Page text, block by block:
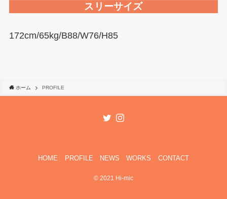
スリーサイズ
172cm/65kg/B88/W76/H85
ホーム PROFILE
HOME PROFILE NEWS WORKS CONTACT
© 2021 Hi-mic